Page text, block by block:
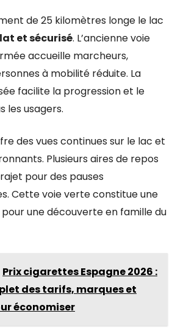
de 25 kilomètres longe le lac
et sécurisé. L’ancienne voie
accueille marcheurs,
à mobilité réduite. La
facilite la progression et le
les usagers.
des vues continues sur le lac et
Plusieurs aires de repos
pour des pauses
Cette voie verte constitue une
une découverte en famille du
Prix cigarettes Espagne 2026 :
des tarifs, marques et
économiser